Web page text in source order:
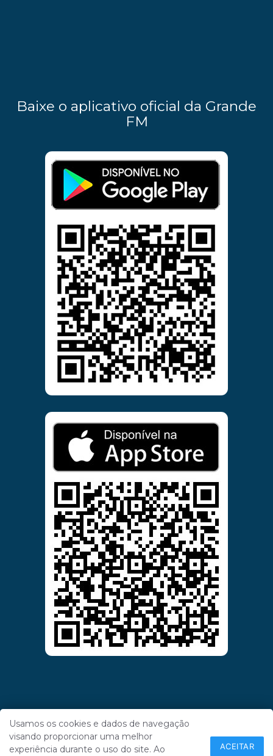
Baixe o aplicativo oficial da Grande
FM
Usamos os cookies e dados de navegação
visando proporcionar uma melhor
experiência durante o uso do site. Ao
ACEITAR